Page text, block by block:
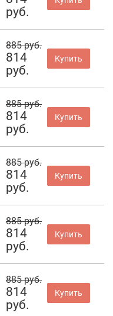
руб.
885 руб.
814
руб.
Купить
885 руб.
814
руб.
Купить
885 руб.
814
руб.
Купить
885 руб.
814
руб.
Купить
885 руб.
814
руб.
Купить